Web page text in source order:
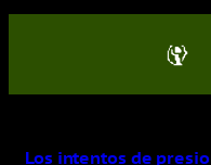
Saltar
conteúdo
Los intentos de